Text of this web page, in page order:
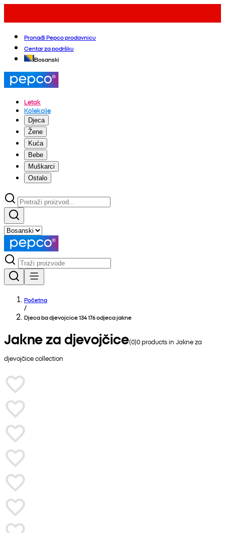
Pronađi Pepco prodavnicu
Centar za podršku
Bosanski
Letak
Kolekcije
Djeca
Žene
Kuća
Bebe
Muškarci
Ostalo
Početna
/
Djeca ba djevojcice 134 176 odjeca jakne
Jakne za djevojčice(0)0products in Jakne za
djevojčicecollection